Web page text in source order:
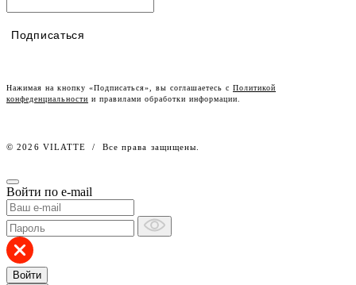
Lookbook
Работа в компании
Подписаться
Нажимая на кнопку «Подписаться», вы соглашаетесь с Политикой
конфеденциальности и правилами обработки информации.
© 2026 VILATTE / Все права защищены.
Войти по e-mail
Войти